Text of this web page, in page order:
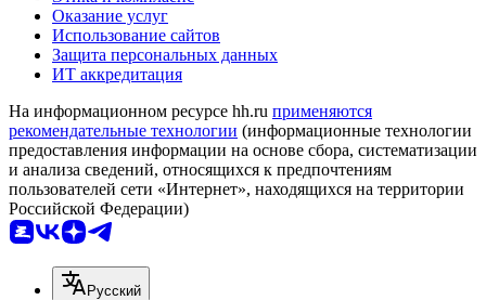
Оказание услуг
Использование сайтов
Защита персональных данных
ИТ аккредитация
На информационном ресурсе hh.ru применяются
рекомендательные технологии (информационные технологии
предоставления информации на основе сбора, систематизации
и анализа сведений, относящихся к предпочтениям
пользователей сети «Интернет», находящихся на территории
Российской Федерации)
Русский